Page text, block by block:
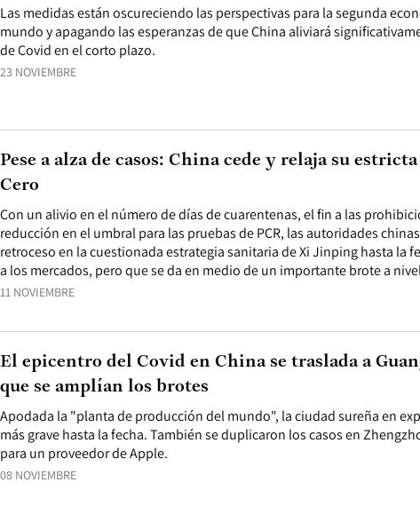
23 NOVIEMBRE
Las medidas están oscureciendo las perspectivas para la segunda
mundo y apagando las esperanzas de que China aliviará
de Covid en el corto plazo.
11 NOVIEMBRE
Con un alivio en el número de días de cuarentenas, el fin a las
reducción en el umbral para las pruebas de PCR, las autoridades
retroceso en la cuestionada estrategia sanitaria de Xi Jinping hasta la
a los mercados, pero que se da en medio de un importante brote a
Pese a alza de casos: China cede y relaja su
Cero
08 NOVIEMBRE
Apodada la "planta de producción del mundo", la ciudad sureña en
más grave hasta la fecha. También se duplicaron los casos en
para un proveedor de Apple.
El epicentro del Covid en China se traslada a
que se amplían los brotes